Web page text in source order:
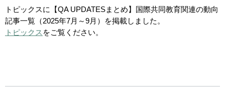
トピックスに【QA UPDATESまとめ】国際共同教育関連の動向
記事一覧（2025年7月～9月）を掲載しました。
トピックス をご覧ください。